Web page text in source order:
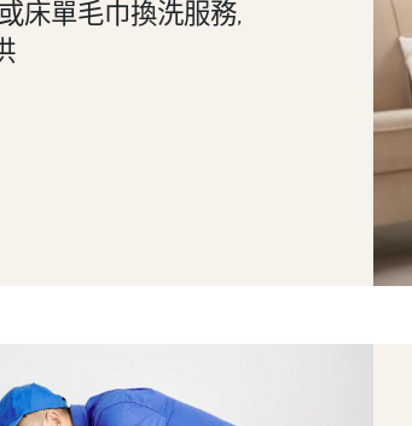
床單毛巾換洗服務,